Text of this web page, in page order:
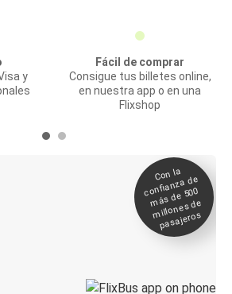
y
Fácil de comprar
Consigue tus billetes online,
en nuestra app o en una
Flixshop
Con la
confianza de
más de 500
millones de
pasajeros